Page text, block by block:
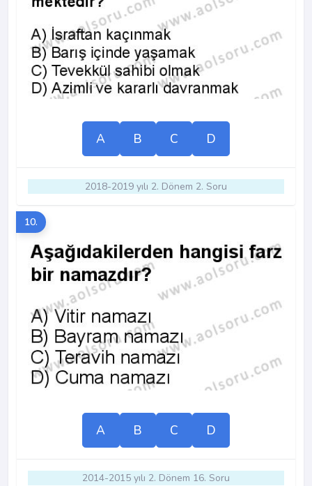
A B C D
2018-2019 yılı 2. Dönem 2. Soru
10.
A B C D
2014-2015 yılı 2. Dönem 16. Soru